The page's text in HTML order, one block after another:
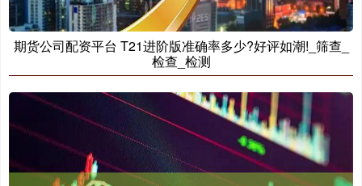
期货公司配资平台 T21进阶版准确率多少?好评如潮!_筛查_
检查_检测